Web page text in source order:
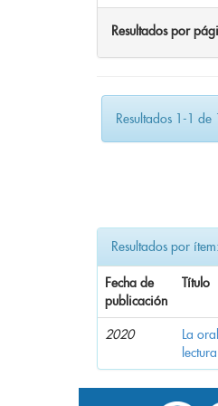
Resultados por
Resultados 1-1 de
Resultados por ítem:
Fecha de
publicación
Título
2020
La